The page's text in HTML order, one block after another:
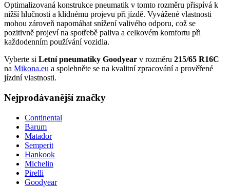
Optimalizovaná konstrukce pneumatik v tomto rozměru přispívá k
nižší hlučnosti a klidnému projevu při jízdě. Vyvážené vlastnosti
mohou zároveň napomáhat snížení valivého odporu, což se
pozitivně projeví na spotřebě paliva a celkovém komfortu při
každodenním používání vozidla.
Vyberte si Letní pneumatiky Goodyear v rozměru 215/65 R16C
na Mikona.eu a spolehněte se na kvalitní zpracování a prověřené
jízdní vlastnosti.
Nejprodávanější značky
Continental
Barum
Matador
Semperit
Hankook
Michelin
Pirelli
Goodyear